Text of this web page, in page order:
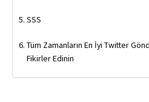
SSS
Tüm Zamanların En İyi Twitter
Fikirler Edinin